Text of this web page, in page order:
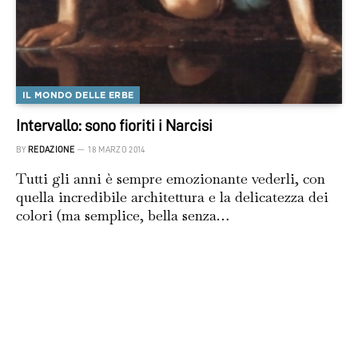
IL MONDO DELLE ERBE
Intervallo: sono fioriti i Narcisi
BY REDAZIONE 18 MARZO 2014
Tutti gli anni è sempre emozionante vederli, con
quella incredibile architettura e la delicatezza dei
colori (ma semplice, bella senza…